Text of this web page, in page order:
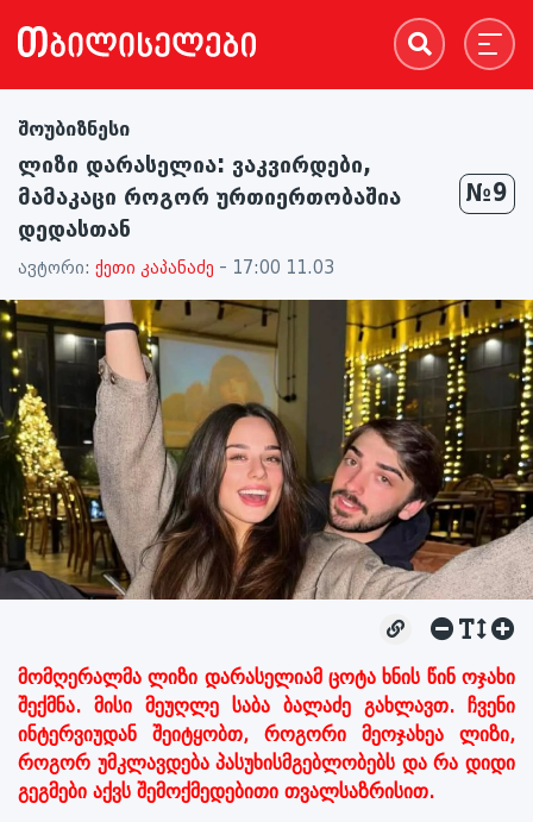
შოუბიზნესი
ლიზი დარასელია: ვაკვირდები,
მამაკაცი როგორ ურთიერთობაშია
დედასთან
№9
ავტორი: ქეთი კაპანაძე - 17:00 11.03
მომღერალმა ლიზი დარასელიამ ცოტა ხნის წინ ოჯახი
შექმნა. მისი მეუღლე საბა ბალაძე გახლავთ. ჩვენი
ინტერვიუდან შეიტყობთ, როგორი მეოჯახეა ლიზი,
როგორ უმკლავდება პასუხისმგებლობებს და რა დიდი
გეგმები აქვს შემოქმედებითი თვალსაზრისით.